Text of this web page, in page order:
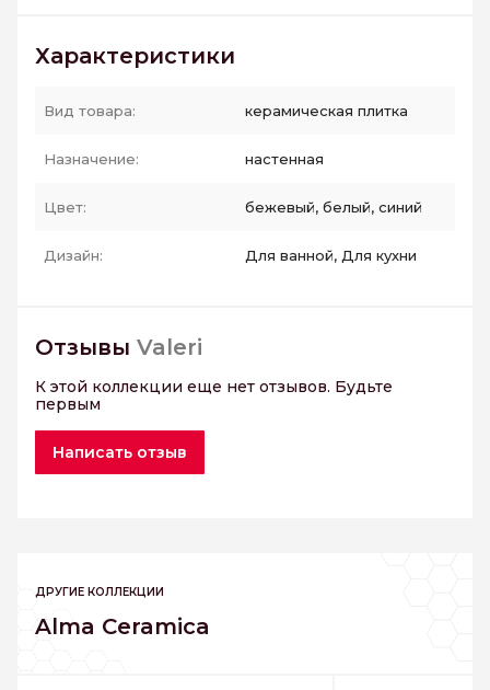
Характеристики
Вид товара: керамическая плитка
Назначение: настенная
Цвет: бежевый, белый, синий
Дизайн: Для ванной, Для кухни
Отзывы Valeri
К этой коллекции еще нет отзывов. Будьте
первым
Написать отзыв
ДРУГИЕ КОЛЛЕКЦИИ
Alma Ceramica